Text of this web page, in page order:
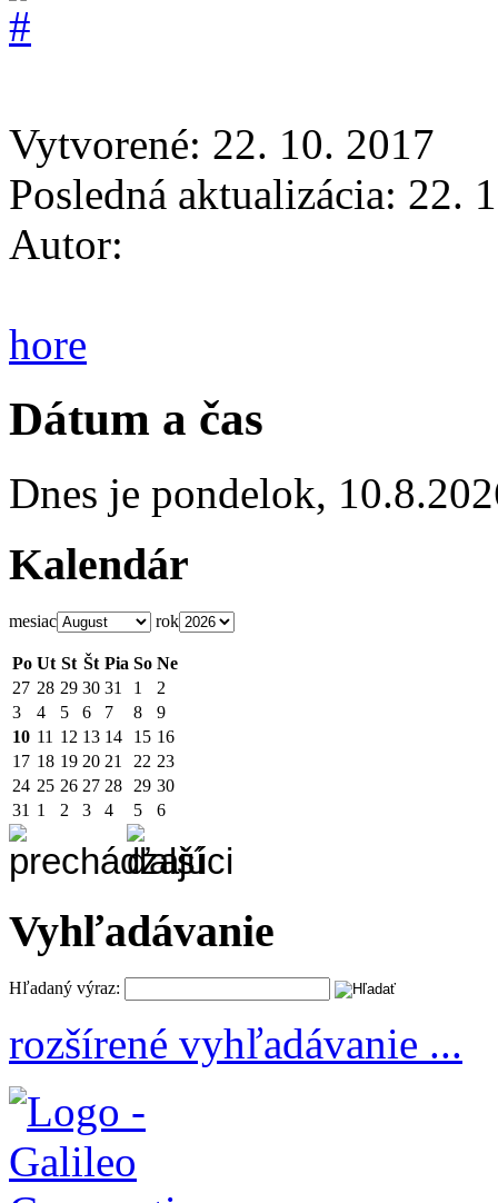
Vytvorené: 22. 10. 2017
Posledná aktualizácia: 22.
Autor:
hore
Dátum a čas
Dnes je pondelok,
Kalendár
mesiac rok
Po Ut St Št Pia So Ne
27 28 29 30 31 1
2
3
4 5 6 7 8
9
10 11 12 13 14 15 16
17 18 19 20 21 22 23
24 25 26 27 28 29 30
31 1 2 3 4 5 6
Vyhľadávanie
Hľadaný výraz:
rozšírené vyhľadávanie ...